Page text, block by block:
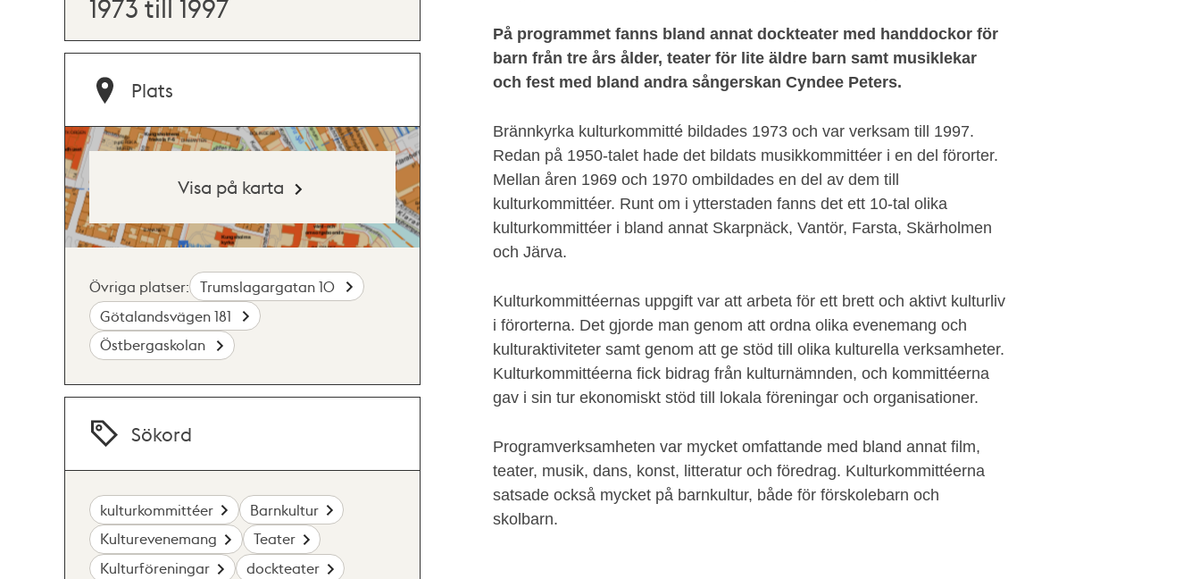
På programmet fanns bland annat dockteater med handdockor för
barn från tre års ålder, teater för lite äldre barn samt musiklekar
och fest med bland andra sångerskan Cyndee Peters.
Brännkyrka kulturkommitté bildades 1973 och var verksam till 1997.
Redan på 1950-talet hade det bildats musikkommittéer i en del förorter.
Mellan åren 1969 och 1970 ombildades en del av dem till
kulturkommittéer. Runt om i ytterstaden fanns det ett 10-tal olika
kulturkommittéer i bland annat Skarpnäck, Vantör, Farsta, Skärholmen
och Järva.
Kulturkommittéernas uppgift var att arbeta för ett brett och aktivt kulturliv
i förorterna. Det gjorde man genom att ordna olika evenemang och
kulturaktiviteter samt genom att ge stöd till olika kulturella verksamheter.
Kulturkommittéerna fick bidrag från kulturnämnden, och kommittéerna
gav i sin tur ekonomiskt stöd till lokala föreningar och organisationer.
Programverksamheten var mycket omfattande med bland annat film,
teater, musik, dans, konst, litteratur och föredrag. Kulturkommittéerna
satsade också mycket på barnkultur, både för förskolebarn och
skolbarn.
1973 till 1997
Plats
Visa på karta
Övriga platser:
Trumslagargatan 10
Götalandsvägen 181
Östbergaskolan
Sökord
kulturkommittéer
Barnkultur
Kulturevenemang
Teater
Kulturföreningar
dockteater